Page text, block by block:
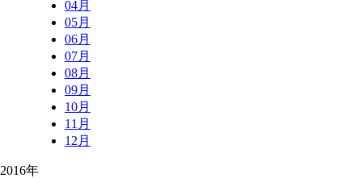
04月
05月
06月
07月
08月
09月
10月
11月
12月
2016年